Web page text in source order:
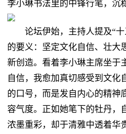
李小琳书法里的中锋行笔，沉
论坛伊始，主持人提及“
的要义：坚定文化自信、壮大
新创造。看着李小琳主席坐于
自信，我愈加真切感受到文化
的口号，而是发自内心的精神
容气度。正如她笔下的牡丹，
浓墨重彩，却于清雅中透着华